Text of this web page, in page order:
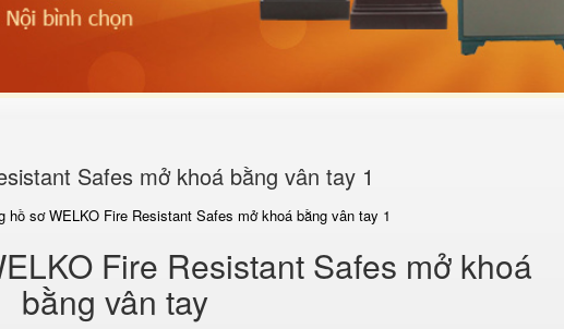
Safes mở khoá bằng vân tay 1
hồ sơ WELKO Fire Resistant Safes mở khoá bằng vân tay 1
Fire Resistant Safes mở khoá
bằng vân tay